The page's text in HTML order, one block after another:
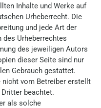
Inhalte und Werke auf
Urheberrecht. Die
und jede Art der
des Urheberrechtes
des jeweiligen Autors
dieser Seite sind nur
Gebrauch gestattet.
vom Betreiber erstellt
beachtet.
als solche